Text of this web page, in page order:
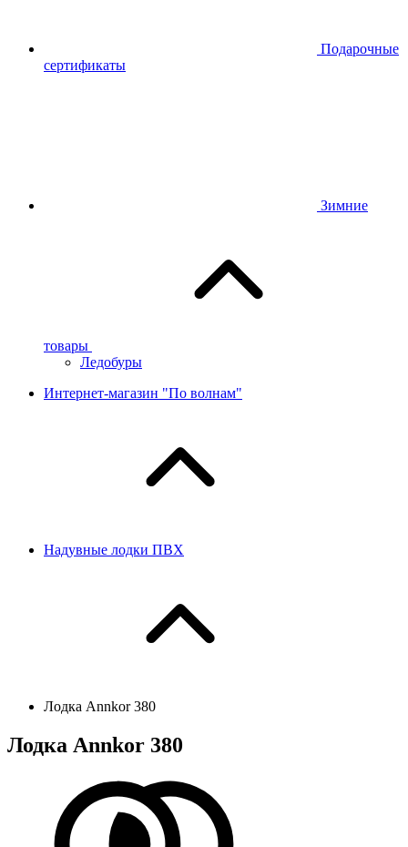
Подарочные
сертификаты
Зимние
товары
Ледобуры
Интернет-магазин "По волнам"
Надувные лодки ПВХ
Лодка Annkor 380
Лодка Annkor 380